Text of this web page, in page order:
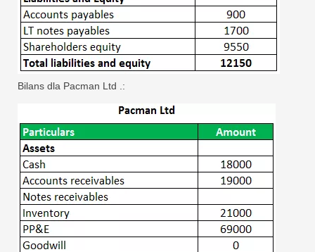
Bilans dla Pacman Ltd .: